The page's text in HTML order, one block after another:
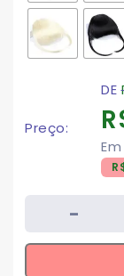
Preço:
DE